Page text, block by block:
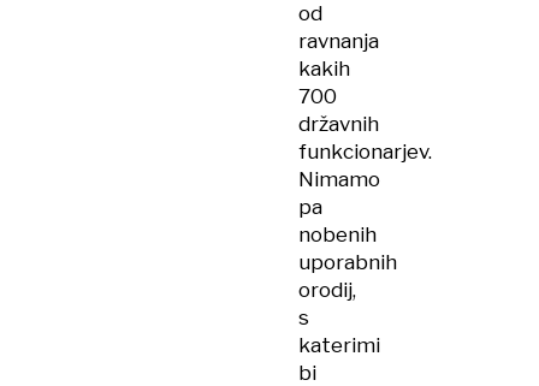
od
ravnanja
kakih
700
državnih
funkcionarjev.
Nimamo
pa
nobenih
uporabnih
orodij,
s
katerimi
bi